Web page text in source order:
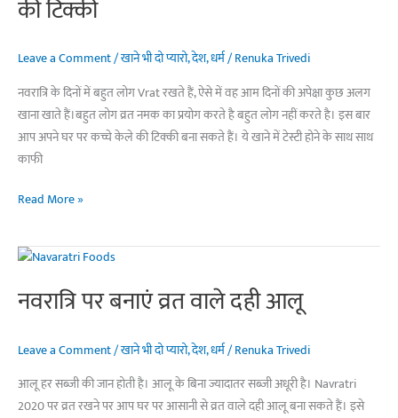
की
आसान
की टिक्की
Leave a Comment/खाने भी दो प्यारो,देश,धर्म/Renuka Trivedi
नवरात्रि के दिनों में बहुत लोग Vrat रखते हैं, ऐसे में वह आम दिनों की अपेक्षा कुछ अलग
खाना खाते हैं।बहुत लोग व्रत नमक का प्रयोग करते है बहुत लोग नहीं करते है। इस बार
आप अपने घर पर कच्चे केले की टिक्की बना सकते हैं। ये खाने में टेस्टी होने के साथ साथ
काफी
जानिए
व्रत
में
बनाएं
केले
की
टिक्की
Read More »
नवरात्रि पर बनाएं व्रत वाले दही आलू
Leave a Comment/खाने भी दो प्यारो,देश,धर्म/Renuka Trivedi
आलू हर सब्जी की जान होती है। आलू के बिना ज्यादातर सब्जी अधूरी है। Navratri
2020 पर व्रत रखने पर आप घर पर आसानी से व्रत वाले दही आलू बना सकते हैं। इसे